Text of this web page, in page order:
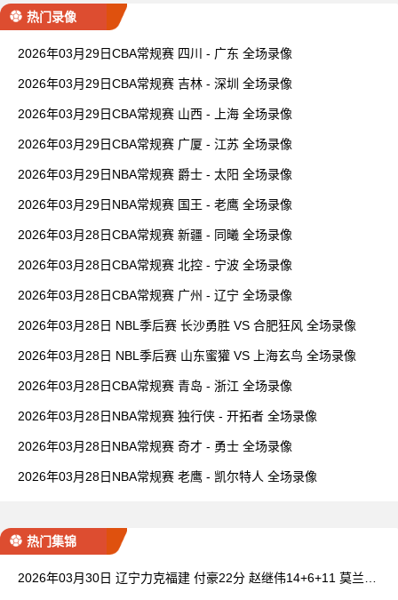
热门录像
2026年03月29日CBA常规赛 四川 - 广东 全场录像
2026年03月29日CBA常规赛 吉林 - 深圳 全场录像
2026年03月29日CBA常规赛 山西 - 上海 全场录像
2026年03月29日CBA常规赛 广厦 - 江苏 全场录像
2026年03月29日NBA常规赛 爵士 - 太阳 全场录像
2026年03月29日NBA常规赛 国王 - 老鹰 全场录像
2026年03月28日CBA常规赛 新疆 - 同曦 全场录像
2026年03月28日CBA常规赛 北控 - 宁波 全场录像
2026年03月28日CBA常规赛 广州 - 辽宁 全场录像
2026年03月28日 NBL季后赛 长沙勇胜 VS 合肥狂风 全场录像
2026年03月28日 NBL季后赛 山东蜜獾 VS 上海玄鸟 全场录像
2026年03月28日CBA常规赛 青岛 - 浙江 全场录像
2026年03月28日NBA常规赛 独行侠 - 开拓者 全场录像
2026年03月28日NBA常规赛 奇才 - 勇士 全场录像
2026年03月28日NBA常规赛 老鹰 - 凯尔特人 全场录像
热门集锦
2026年03月30日 辽宁力克福建 付豪22分 赵继伟14+6+11 莫兰德